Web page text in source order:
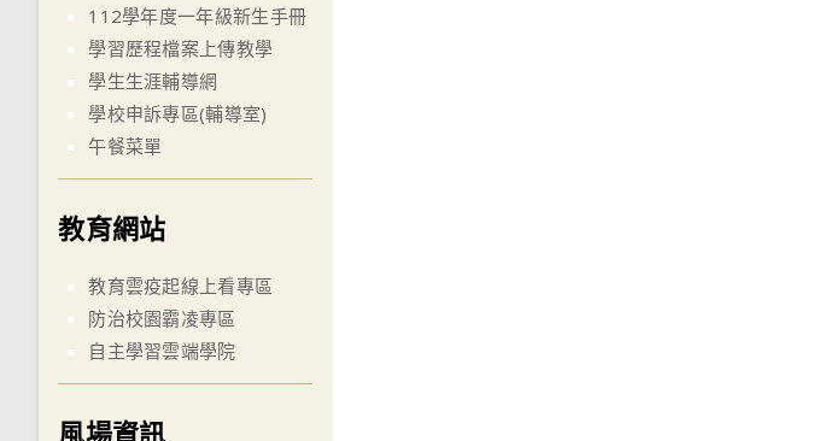
112學年度一年級新生手冊
學習歷程檔案上傳教學
學生生涯輔導網
學校申訴專區(輔導室)
午餐菜單
教育網站
教育雲疫起線上看專區
防治校園霸凌專區
自主學習雲端學院
風場資訊